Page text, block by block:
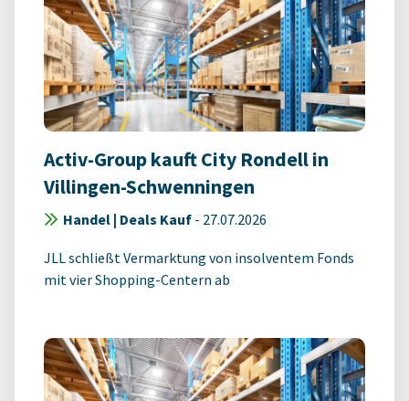
Activ-Group kauft City Rondell in
Villingen-Schwenningen
Handel | Deals Kauf - 27.07.2026
JLL schließt Vermarktung von insolventem Fonds
mit vier Shopping-Centern ab